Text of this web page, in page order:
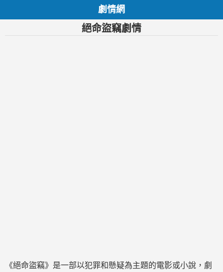
劇情網
絕命盜竊劇情
《絕命盜竊》是一部以犯罪和懸疑為主題的電影或小說，劇